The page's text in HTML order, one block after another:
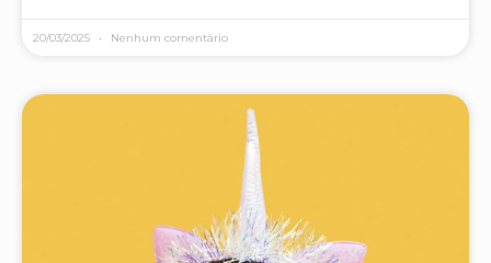
20/03/2025 Nenhum comentário